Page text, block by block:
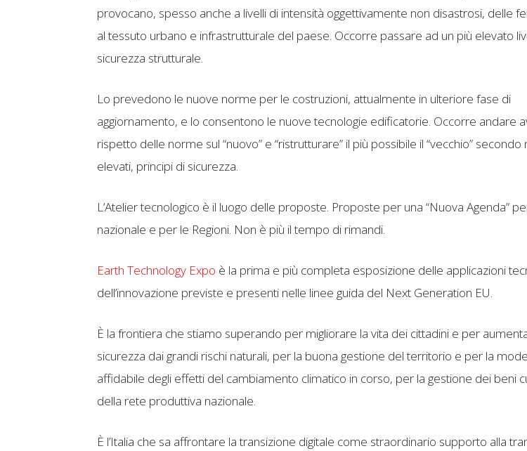
provocano, spesso anche a livelli di intensità oggettivamente non disastrosi, delle
al tessuto urbano e infrastrutturale del paese. Occorre passare ad un più elevato
sicurezza strutturale.
Lo prevedono le nuove norme per le costruzioni, attualmente in ulteriore fase di
aggiornamento, e lo consentono le nuove tecnologie edificatorie. Occorre andare
rispetto delle norme sul “nuovo” e “ristrutturare” il più possibile il “vecchio” secondo
elevati, principi di sicurezza.
L’Atelier tecnologico è il luogo delle proposte. Proposte per una “Nuova Agenda”
nazionale e per le Regioni. Non è più il tempo di rimandi.
Earth Technology Expo è la prima e più completa esposizione delle applicazioni
dell’innovazione previste e presenti nelle linee guida del Next Generation EU.
È la frontiera che stiamo superando per migliorare la vita dei cittadini e per
sicurezza dai grandi rischi naturali, per la buona gestione del territorio e per la
affidabile degli effetti del cambiamento climatico in corso, per la gestione dei beni
della rete produttiva nazionale.
È l’Italia che sa affrontare la transizione digitale come straordinario supporto alla